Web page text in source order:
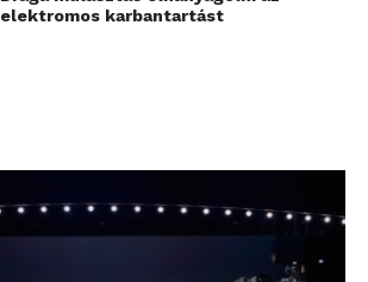
elektromos karbantartást